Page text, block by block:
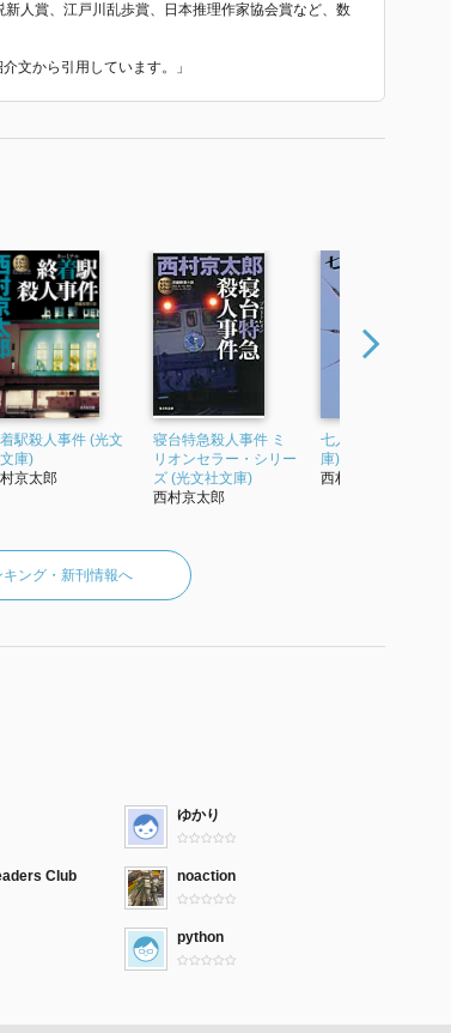
人賞、江戸川乱歩賞、日本推理作家協会賞など、数
文から引用しています。」
駅殺人事件 (光文
庫)
京太郎
寝台特急殺人事件 ミ
リオンセラー・シリー
ズ (光文社文庫)
西村京太郎
七人の証人 (講談社文
庫)
西村京太郎
ング・新刊情報へ
ゆかり
Club noaction
python